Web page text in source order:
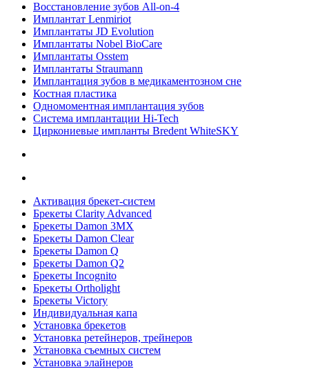
Восстановление зубов All‑on‑4
Имплантат Lenmiriot
Имплантаты JD Evolution
Имплантаты Nobel BioСare
Имплантаты Osstem
Имплантаты Straumann
Имплантация зубов в медикаментозном сне
Костная пластика
Одномоментная имплантация зубов
Система имплантации Hi-Tech
Циркониевые импланты Bredent WhiteSKY
Активация брекет-систем
Брекеты Clarity Advanced
Брекеты Damon 3MX
Брекеты Damon Clear
Брекеты Damon Q
Брекеты Damon Q2
Брекеты Incognito
Брекеты Ortholight
Брекеты Victory
Индивидуальная капа
Установка брекетов
Установка ретейнеров, трейнеров
Установка съемных систем
Установка элайнеров